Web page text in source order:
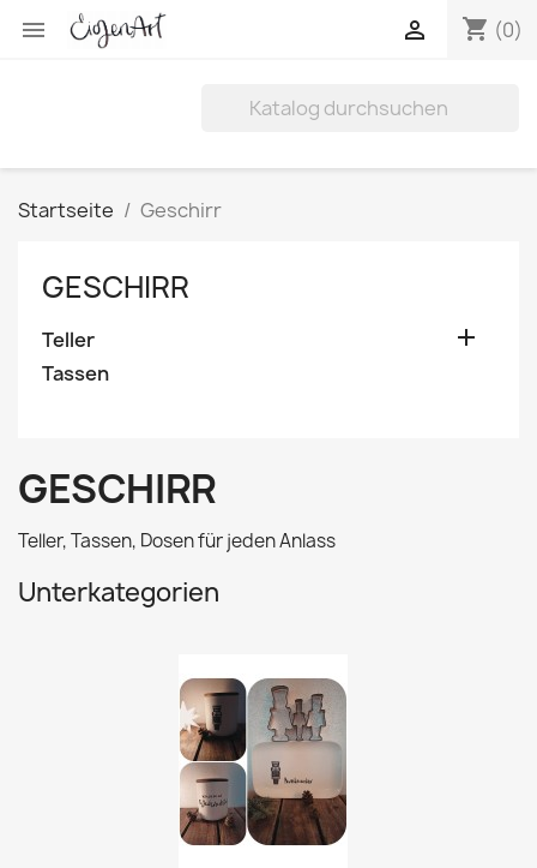
 shopping_cart (0)

Startseite Geschirr
GESCHIRR
Teller 
Tassen
GESCHIRR
Teller, Tassen, Dosen für jeden Anlass
Unterkategorien